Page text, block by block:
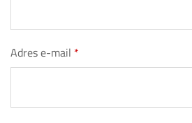
Adres e-mail *